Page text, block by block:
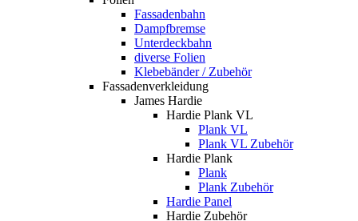
Fassadenbahn
Dampfbremse
Unterdeckbahn
diverse Folien
Klebebänder / Zubehör
Fassadenverkleidung
James Hardie
Hardie Plank VL
Plank VL
Plank VL Zubehör
Hardie Plank
Plank
Plank Zubehör
Hardie Panel
Hardie Zubehör